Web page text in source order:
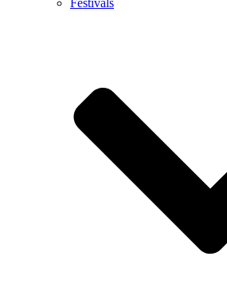
Festivals